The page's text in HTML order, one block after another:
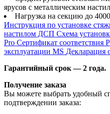
ярусов с металлическим
Нагрузка на секцию до
Инструкция по установке
настилом ДСП Схема
Pro Сертификат соответствия
эксплуатации MS Декларация
Гарантийный срок — 2 года.
Получение заказа
Вы можете выбрать удобный
подтверждении заказа: